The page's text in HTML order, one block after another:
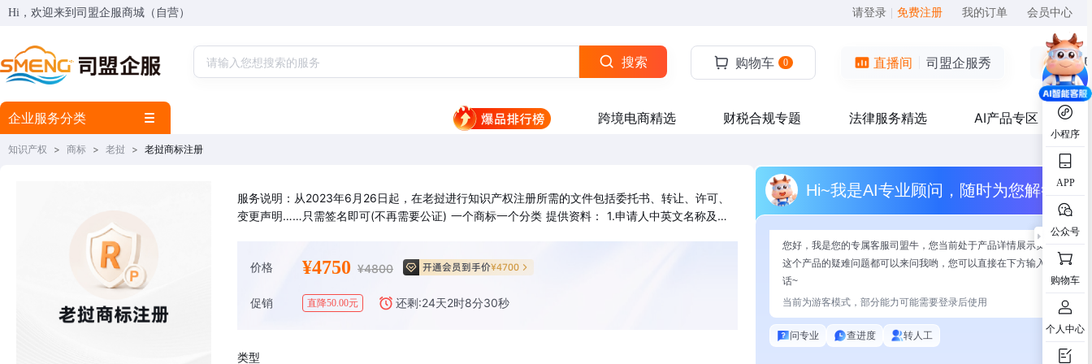
Hi，欢迎来到司盟企服商城（自营） 请登录 免费注册 我的订单 会员中心
小程序
APP
公众号
购物车
个人中心
搜索 购物车 0 直播间 司盟企服秀
企业服务分类 跨境电商精选 财税合规专题 法律服务精选 AI产品专区
知识产权 > 商标 > 老挝 > 老挝商标注册
服务说明：从2023年6月26日起，在老挝进行知识产权注册所需的文件包括委托书、转让、许可、
变更声明……只需签名即可(不再需要公证) 一个商标一个分类 提供资料： 1.申请人中英文名称及地
价格
¥4750 ¥4800 开通会员到手价¥4700
促销 直降50.00元 还剩:24天2时8分28秒
类型
Hi~我是AI专业顾问，随时为您解答
您好，我是您的专属客服司盟牛，您当前处于产品详情展示页面，有关
这个产品的疑难问题都可以来问我哟，您可以直接在下方输入问题开始
话~
当前为游客模式，部分能力可能需要登录后使用
问专业 查进度 转人工